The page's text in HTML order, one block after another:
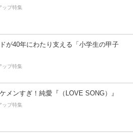
ップ特集
が40年にわたり支える「小学生の甲子
ップ特集
メンすぎ！純愛『（LOVE SONG）』
ップ特集